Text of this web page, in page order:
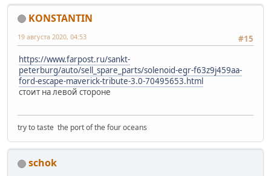
KONSTANTIN
#15
19 августа 2020, 04:53
https://www.farpost.ru/sankt-
peterburg/auto/sell_spare_parts/solenoid-egr-f63z9j459aa-
ford-escape-maverick-tribute-3.0-70495653.html
стоит на левой стороне
try to taste the port of the four oceans
schok